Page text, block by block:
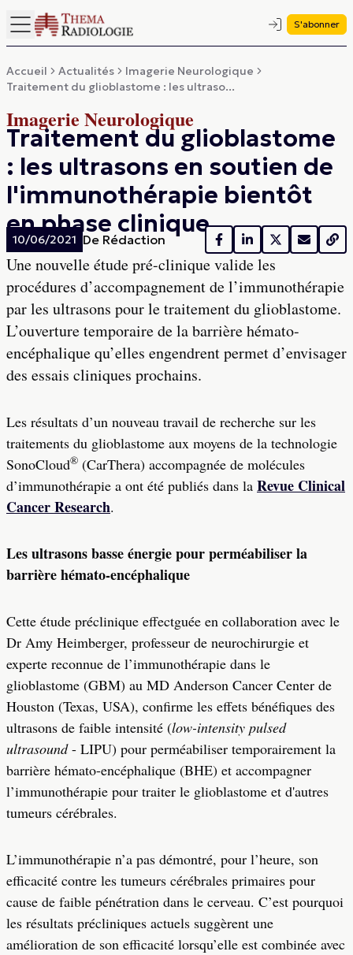
S'abonner
Accueil Actualités
Imagerie Neurologique
Traitement du glioblastome : les ultraso...
Imagerie Neurologique
Traitement du glioblastome
: les ultrasons en soutien de
l'immunothérapie bientôt
en phase clinique
10/06/2021 De Rédaction
Une nouvelle étude pré-clinique valide les
procédures d’accompagnement de l’immunothérapie
par les ultrasons pour le traitement du glioblastome.
L’ouverture temporaire de la barrière hémato-
encéphalique qu’elles engendrent permet d’envisager
des essais cliniques prochains.
Les résultats d’un nouveau travail de recherche sur les
traitements du glioblastome aux moyens de la technologie
SonoCloud® (CarThera) accompagnée de molécules
d’immunothérapie a ont été publiés dans la Revue Clinical
Cancer Research.
Les ultrasons basse énergie pour perméabiliser la
barrière hémato-encéphalique
Cette étude préclinique effectguée en collaboration avec le
Dr Amy Heimberger, professeur de neurochirurgie et
experte reconnue de l’immunothérapie dans le
glioblastome (GBM) au MD Anderson Cancer Center de
Houston (Texas, USA), confirme les effets bénéfiques des
ultrasons de faible intensité (low-intensity pulsed
ultrasound- LIPU) pour perméabiliser temporairement la
barrière hémato-encéphalique (BHE) et accompagner
l’immunothérapie pour traiter le glioblastome et d'autres
tumeurs cérébrales.
L’immunothérapie n’a pas démontré, pour l’heure, son
efficacité contre les tumeurs cérébrales primaires pour
cause de faible pénétration dans le cerveau. C’est pourquoi
les résultats précliniques actuels suggèrent une
amélioration de son efficacité lorsqu’elle est combinée avec